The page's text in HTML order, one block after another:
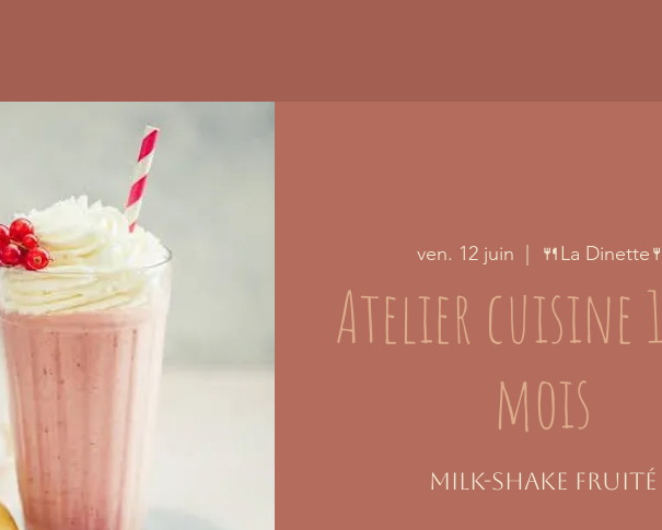
ven. 12 juin
  |
🍴La
Atelier cuisine
mois
Milk-shake fruité